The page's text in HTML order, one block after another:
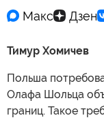
Тимур Хомичев
Польша
Олафа Шольца
границ. Такое